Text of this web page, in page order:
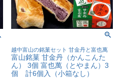
越中富山の銘菓セット 甘金丹と富也萬
富山銘菓 甘金丹（かんこんた
ん） 3個 富也萬（とやまん）3
個 計6個入（小箱なし）